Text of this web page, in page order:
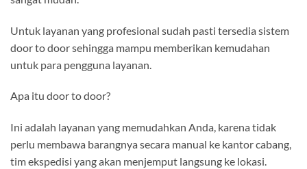
Untuk layanan yang profesional sudah pasti tersedia sistem
door to door sehingga mampu memberikan kemudahan
untuk para pengguna layanan.
Apa itu door to door?
Ini adalah layanan yang memudahkan Anda, karena tidak
perlu membawa barangnya secara manual ke kantor cabang,
tim ekspedisi yang akan menjemput langsung ke lokasi.